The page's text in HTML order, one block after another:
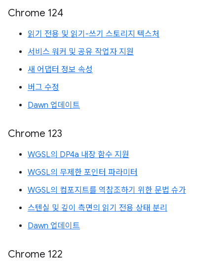
Chrome 124
읽기 전용 및 읽기-쓰기 스토리지 텍스처
서비스 워커 및 공유 작업자 지원
새 어댑터 정보 속성
버그 수정
Dawn 업데이트
Chrome 123
WGSL의 DP4a 내장 함수 지원
WGSL의 무제한 포인터 파라미터
WGSL의 컴포지트를 역참조하기 위한 문법 슈가
스텐실 및 깊이 측면의 읽기 전용 상태 분리
Dawn 업데이트
Chrome 122